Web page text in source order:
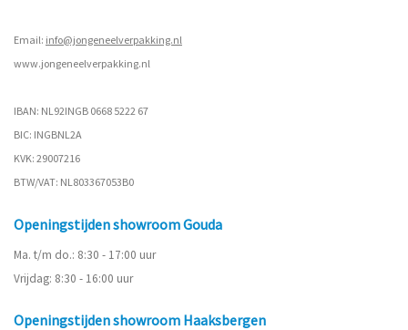
Email: info@jongeneelverpakking.nl
www.jongeneelverpakking.nl
IBAN: NL92INGB 0668 5222 67
BIC: INGBNL2A
KVK: 29007216
BTW/VAT: NL803367053B0
Openingstijden showroom Gouda
Ma. t/m do.: 8:30 - 17:00 uur
Vrijdag: 8:30 - 16:00 uur
Openingstijden showroom Haaksbergen